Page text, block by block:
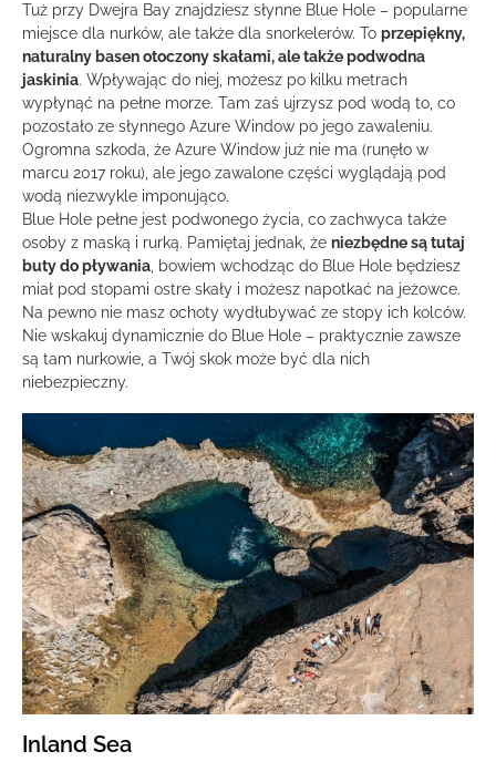
Tuż przy Dwejra Bay znajdziesz słynne Blue Hole – popularne
miejsce dla nurków, ale także dla snorkelerów. To przepiękny,
naturalny basen otoczony skałami, ale także podwodna
jaskinia. Wpływając do niej, możesz po kilku metrach
wypłynąć na pełne morze. Tam zaś ujrzysz pod wodą to, co
pozostało ze słynnego Azure Window po jego zawaleniu.
Ogromna szkoda, że Azure Window już nie ma (runęło w
marcu 2017 roku), ale jego zawalone części wyglądają pod
wodą niezwykle imponująco.
Blue Hole pełne jest podwonego życia, co zachwyca także
osoby z maską i rurką. Pamiętaj jednak, że niezbędne są tutaj
buty do pływania, bowiem wchodząc do Blue Hole będziesz
miał pod stopami ostre skały i możesz napotkać na jeżowce.
Na pewno nie masz ochoty wydłubywać ze stopy ich kolców.
Nie wskakuj dynamicznie do Blue Hole – praktycznie zawsze
są tam nurkowie, a Twój skok może być dla nich
niebezpieczny.
Inland Sea